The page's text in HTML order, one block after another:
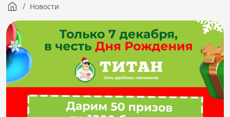
Компания
Партнерам
Тендеры
Вакансии
Новости
Контакты
/ Новости